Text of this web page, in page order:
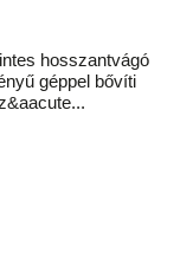
hosszantvágó
géppel bővíti